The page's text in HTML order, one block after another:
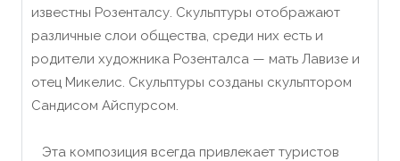
известны Розенталсу. Скульптуры отображают
различные слои общества, среди них есть и
родители художника Розенталса — мать Лавизе и
отец Микелис. Скульптуры созданы скульптором
Сандисом Айспурсом.
Эта композиция всегда привлекает туристов